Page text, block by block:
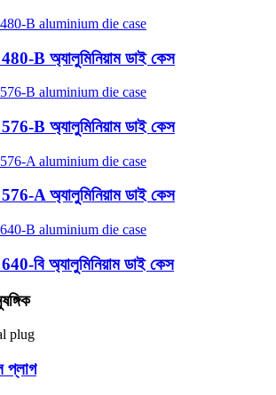
B অ্যালুমিনিয়াম ডাই কেস
B অ্যালুমিনিয়াম ডাই কেস
A অ্যালুমিনিয়াম ডাই কেস
বি অ্যালুমিনিয়াম ডাই কেস
প্লাগ